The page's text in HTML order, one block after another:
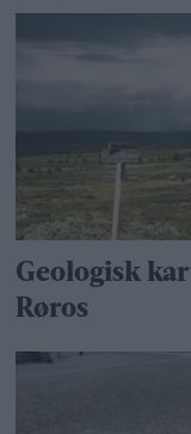
Geologisk
Røros